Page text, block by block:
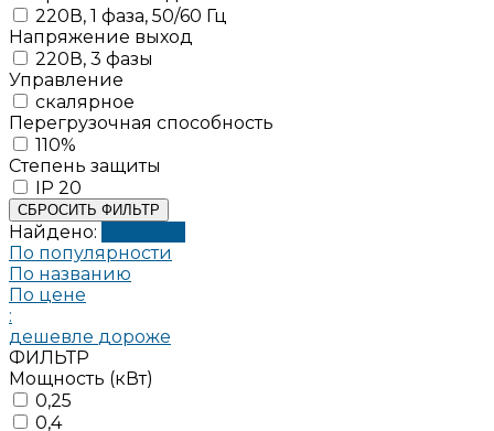
220В, 1 фаза, 50/60 Гц
Напряжение выход
220В, 3 фазы
Управление
скалярное
Перегрузочная способность
110%
Степень защиты
IP 20
СБРОСИТЬ ФИЛЬТР
Найдено:
По популярности
По названию
По цене
:
дешевле дороже
ФИЛЬТР
Мощность (кВт)
0,25
0,4